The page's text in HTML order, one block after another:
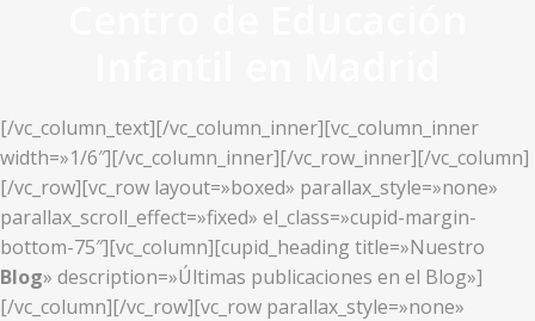
[/vc_column_text][/vc_column_inner][vc_column_inner
width=»1/6″][/vc_column_inner][/vc_row_inner][/vc_column]
[/vc_row][vc_row layout=»boxed» parallax_style=»none»
parallax_scroll_effect=»fixed» el_class=»cupid-margin-
bottom-75″][vc_column][cupid_heading title=»Nuestro
Blog» description=»Últimas publicaciones en el Blog»]
[/vc_column][/vc_row][vc_row parallax_style=»none»